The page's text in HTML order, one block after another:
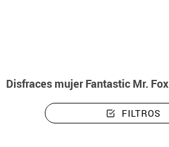
Disfraces mujer Fantastic Mr. Fox
FILTROS